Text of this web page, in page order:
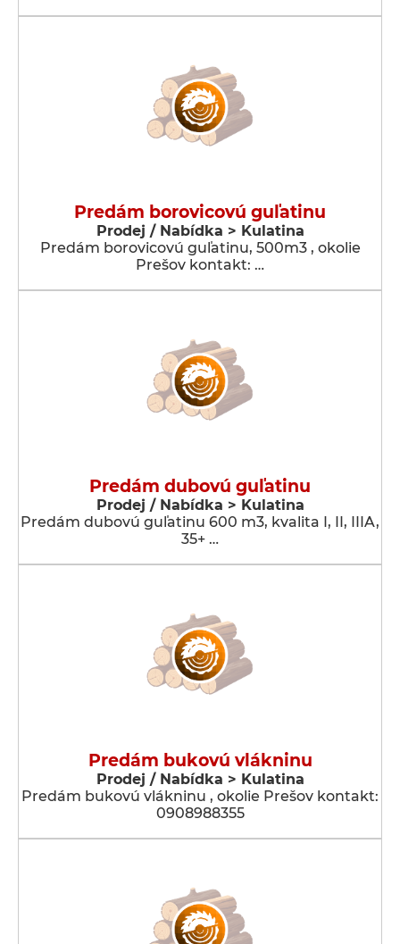
Predám borovicovú guľatinu
Prodej / Nabídka > Kulatina
Predám borovicovú guľatinu, 500m3 , okolie
Prešov kontakt: …
Predám dubovú guľatinu
Prodej / Nabídka > Kulatina
Predám dubovú guľatinu 600 m3, kvalita I, II, IIIA,
35+ …
Predám bukovú vlákninu
Prodej / Nabídka > Kulatina
Predám bukovú vlákninu , okolie Prešov kontakt:
0908988355